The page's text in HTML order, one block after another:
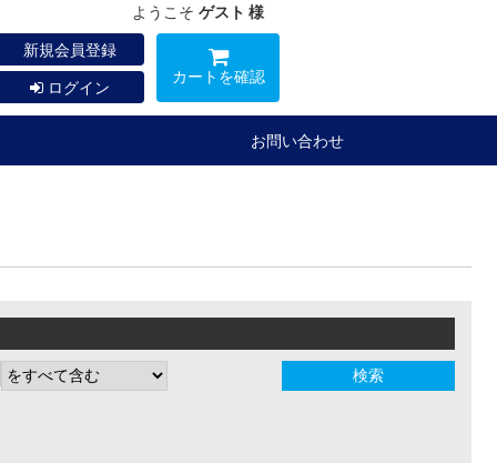
ようこそ ゲスト 様
新規会員登録
ログイン
カートを確認
お問い合わせ